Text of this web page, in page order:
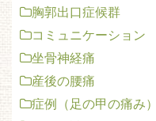
胸郭出口症候群
コミュニケーション
坐骨神経痛
産後の腰痛
症例（足の甲の痛み）